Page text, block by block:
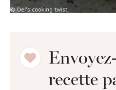
recette